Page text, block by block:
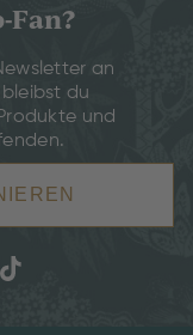
Fan?
an
du
und